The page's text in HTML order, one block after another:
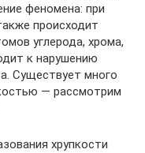
феномена: при
происходит
углерода, хрома,
к нарушению
Существует много
— рассмотрим
хрупкости